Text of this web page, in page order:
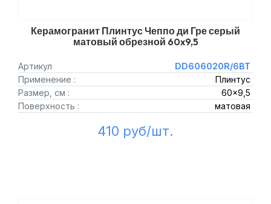
Керамогранит Плинтус Чеппо ди Гре серый
матовый обрезной 60x9,5
Артикул
DD606020R/6BT
Применение :
Плинтус
Размер, см :
60x9,5
Поверхность :
матовая
410 руб/шт.